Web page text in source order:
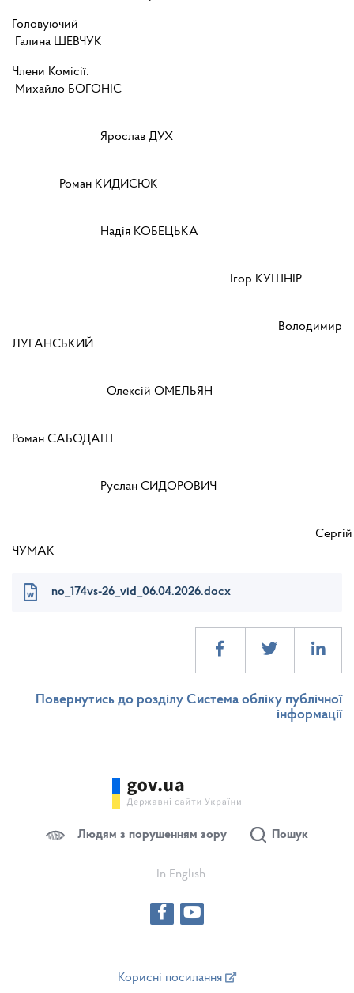
Головуючий
Галина ШЕВЧУК
Члени Комісії:
Михайло БОГОНІС
Ярослав ДУХ
Роман КИДИСЮК
Надія КОБЕЦЬКА
Ігор КУШНІР
Володимир
ЛУГАНСЬКИЙ
Олексій ОМЕЛЬЯН
Роман САБОДАШ
Руслан СИДОРОВИЧ
Сергій
ЧУМАК
no_174vs-26_vid_06.04.2026.docx
Повернутись до розділу Система обліку публічної
інформації
Людям з порушенням зору Пошук
In English
Корисні посилання